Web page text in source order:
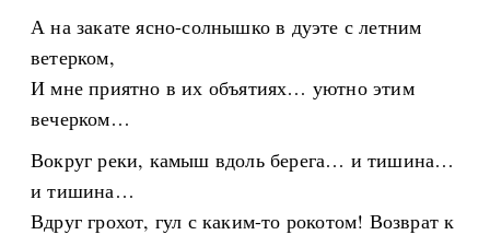
А на закате ясно-солнышко в дуэте с летним
ветерком,
И мне приятно в их объятиях… уютно этим
вечерком…
Вокруг реки, камыш вдоль берега… и тишина…
и тишина…
Вдруг грохот, гул с каким-то рокотом! Возврат к